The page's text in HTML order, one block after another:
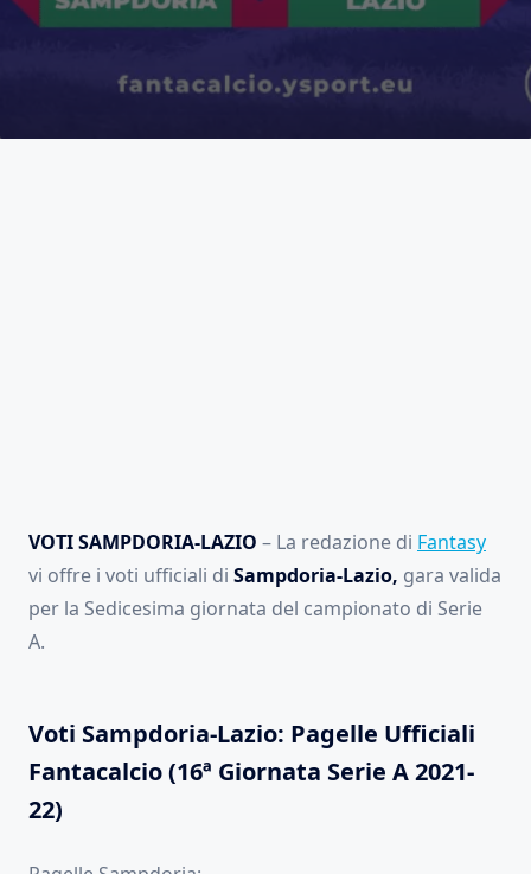
VOTI SAMPDORIA-LAZIO – La redazione di Fantasy
vi offre i voti ufficiali di Sampdoria-Lazio, gara valida
per la Sedicesima giornata del campionato di Serie
A.
Voti Sampdoria-Lazio: Pagelle Ufficiali
Fantacalcio (16ª Giornata Serie A 2021-
22)